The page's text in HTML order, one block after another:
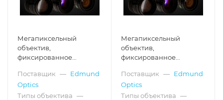
Мегапиксельный
объектив,
фиксированное
мм
Поставщик — Edmund
Optics
Типы объектива —
Мегапиксельный
объектив,
фиксированное
мм
Поставщик — Edmund
Optics
Типы объектива —